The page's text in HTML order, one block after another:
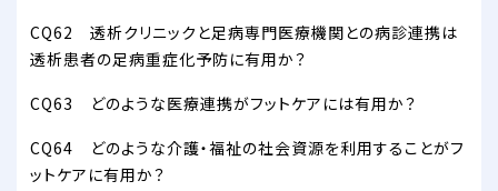
CQ62 透析クリニックと足病専門医療機関との病診連携は
透析患者の足病重症化予防に有用か？
CQ63 どのような医療連携がフットケアには有用か？
CQ64 どのような介護・福祉の社会資源を利用することがフ
ットケアに有用か？